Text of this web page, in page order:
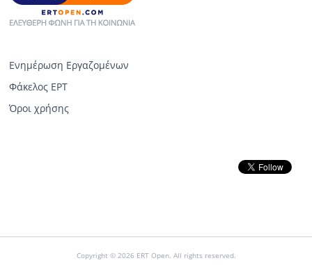
Ενημέρωση Εργαζομένων
Φάκελος ΕΡΤ
Όροι χρήσης
Copyright © 2026 ERT Open. All rights reserved.